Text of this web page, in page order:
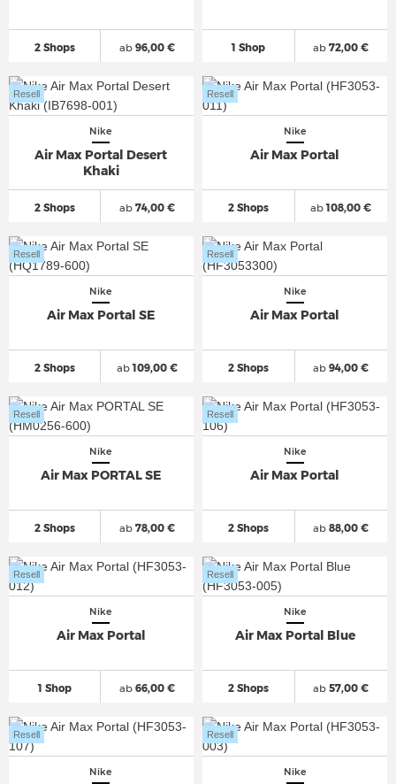
2 Shops ab96,00 € 1 Shop ab 72,00 €
Nike
Air Max Portal Desert
Khaki
2 Shops
Resell
ab74,00 €
Nike
Air Max Portal
2 Shops
Resell
ab108,00 €
Nike
Air Max Portal SE
2 Shops
Resell
ab109,00 €
Nike
Air Max Portal
2 Shops
Resell
ab 94,00 €
Nike
Air Max PORTAL SE
2 Shops
Resell
ab78,00 €
Nike
Air Max Portal
2 Shops
Resell
ab 88,00 €
Nike
Air Max Portal
1 Shop
Resell
ab66,00 €
Nike
Air Max Portal Blue
2 Shops
Resell
ab 57,00 €
Nike
Resell
Nike
Resell